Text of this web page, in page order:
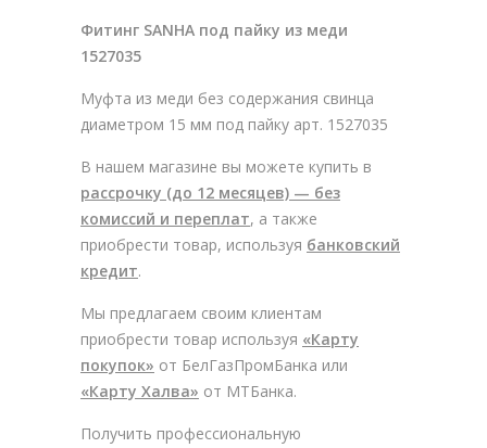
Фитинг SANHA под пайку из меди
1527035
Муфта из меди без содержания свинца
диаметром 15 мм под пайку арт. 1527035
В нашем магазине вы можете купить в
рассрочку (до 12 месяцев) — без
комиссий и переплат, а также
приобрести товар, используя банковский
кредит.
Мы предлагаем своим клиентам
приобрести товар используя «Карту
покупок» от БелГазПромБанка или
«Карту Халва» от МТБанка.
Получить профессиональную